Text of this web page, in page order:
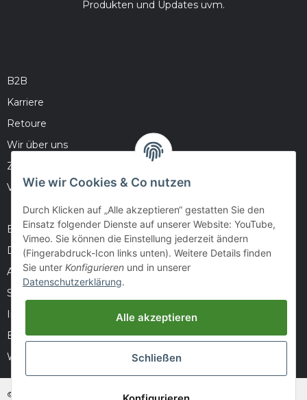
Produkten und Updates uvm.
B2B
Karriere
Retoure
Wir über uns
Zahlungsmöglichkeiten
Versandinformationen
Barrierefreiheitserklärung
Datenschutz
AGB
Sitemap
Impressum
Batteriegesetzhinweise
Widerrufsrecht
© huntivity-group.at
Wie wir Cookies & Co nutzen
Durch Klicken auf „Alle akzeptieren“ gestatten Sie den
Einsatz folgender Dienste auf unserer Website: YouTube,
Vimeo. Sie können die Einstellung jederzeit ändern
(Fingerabdruck-Icon links unten). Weitere Details finden
Sie unter Konfigurieren und in unserer
Datenschutzerklärung.
Alle akzeptieren
Schließen